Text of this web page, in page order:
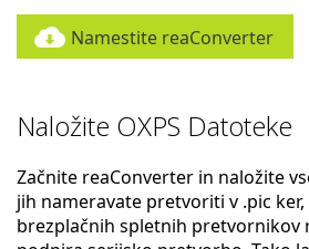
Namestite reaConverter
Naložite OXPS Datoteke
Začnite reaConverter in naložite
jih nameravate pretvoriti v .pic
brezplačnih spletnih pretvornikov